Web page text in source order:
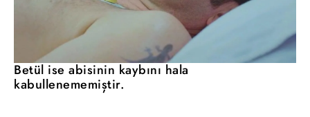
Betül ise abisinin kaybını hala
kabullenememiştir.